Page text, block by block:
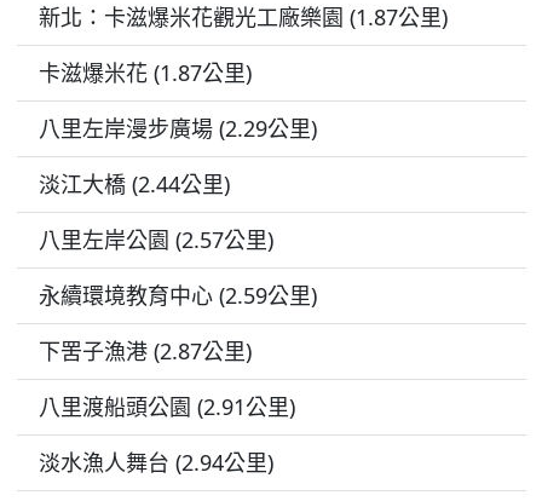
新北：卡滋爆米花觀光工廠樂園 (1.87公里)
卡滋爆米花 (1.87公里)
八里左岸漫步廣場 (2.29公里)
淡江大橋 (2.44公里)
八里左岸公園 (2.57公里)
永續環境教育中心 (2.59公里)
下罟子漁港 (2.87公里)
八里渡船頭公園 (2.91公里)
淡水漁人舞台 (2.94公里)